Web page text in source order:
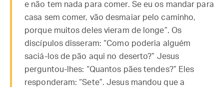
e não tem nada para comer. Se eu os mandar para
casa sem comer, vão desmaiar pelo caminho,
porque muitos deles vieram de longe”. Os
discípulos disseram: “Como poderia alguém
saciá-los de pão aqui no deserto?” Jesus
perguntou-lhes: “Quantos pães tendes?” Eles
responderam: “Sete”. Jesus mandou que a